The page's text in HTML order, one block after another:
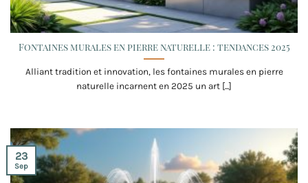
Fontaines murales en pierre naturelle : tendances 2025
Alliant tradition et innovation, les fontaines murales en pierre
naturelle incarnent en 2025 un art [...]
23
Sep